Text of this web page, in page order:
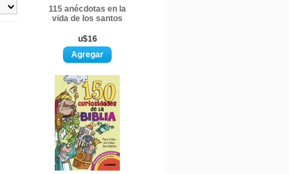
115 anécdotas en la
vida de los santos
u$16